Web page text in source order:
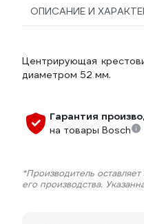
ОПИСАНИЕ И
Центрирующая
диаметром 52 мм.
Гарантия
на товары Bosch
*Производитель
его производства.